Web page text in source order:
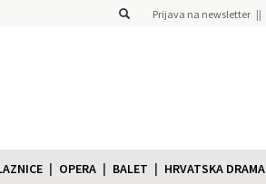
Prijava na newsletter
OPERA BALET HRVATSKA DRAMA